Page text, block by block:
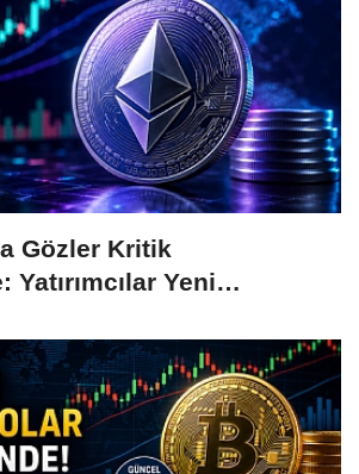
Gözler Kritik
Yeni